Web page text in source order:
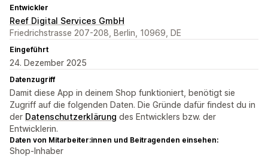
Entwickler
Reef Digital Services GmbH
Friedrichstrasse 207-208, Berlin, 10969, DE
Eingeführt
24. Dezember 2025
Datenzugriff
Damit diese App in deinem Shop funktioniert, benötigt sie
Zugriff auf die folgenden Daten. Die Gründe dafür findest du in
der Datenschutzerklärung des Entwicklers bzw. der
Entwicklerin.
Daten von Mitarbeiter:innen und Beitragenden einsehen:
Shop-Inhaber